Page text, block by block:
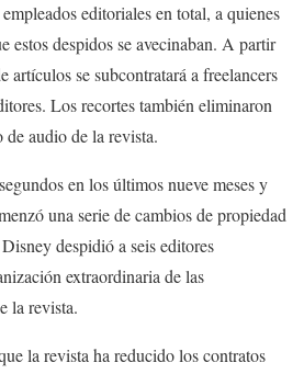
editoriales en total, a quienes
estos despidos se avecinaban. A partir
artículos se subcontratará a freelancers
Los recortes también eliminaron
de audio de la revista.
en los últimos nueve meses y
una serie de cambios de propiedad
despidió a seis editores
extraordinaria de las
la revista.
la revista ha reducido los contratos